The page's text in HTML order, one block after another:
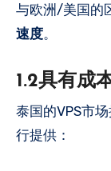
与欧洲/美国的
速度。
1.2具有成
泰国的VPS市
行提供：